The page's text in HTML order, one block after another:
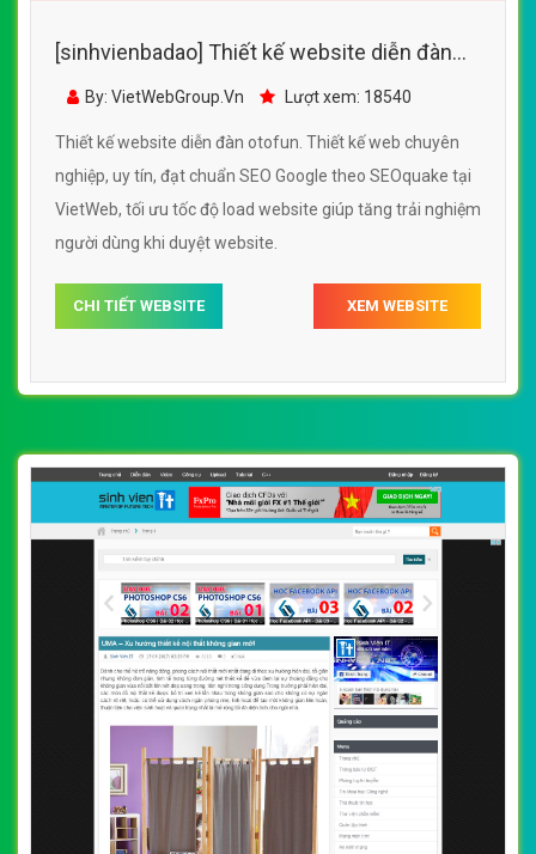
[sinhvienbadao] Thiết kế website diễn đàn
otofun đẹp, chuyên nghiệp chuẩn SEO
By: VietWebGroup.Vn Lượt xem: 18540
Thiết kế website diễn đàn otofun. Thiết kế web chuyên
nghiệp, uy tín, đạt chuẩn SEO Google theo SEOquake tại
VietWeb, tối ưu tốc độ load website giúp tăng trải nghiệm
người dùng khi duyệt website.
CHI TIẾT WEBSITE XEM WEBSITE